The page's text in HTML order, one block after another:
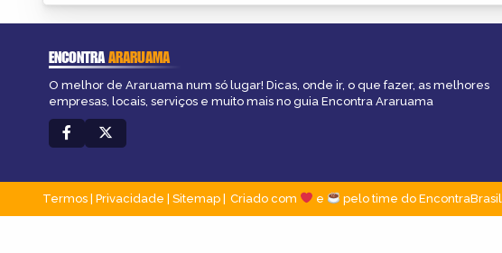
ENCONTRAARARUAMA
O melhor de Araruama num só lugar! Dicas, onde ir, o que fazer, as melhores
empresas, locais, serviços e muito mais no guia Encontra Araruama
Termos Privacidade Sitemap Criado com e pelo time do EncontraBrasil